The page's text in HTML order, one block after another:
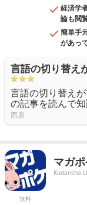
経済学
論も閲
簡単手
があっ
言語の切り替え
言語の切り替え
の記事を読んで知
西原
無料
マガ
Kodansha